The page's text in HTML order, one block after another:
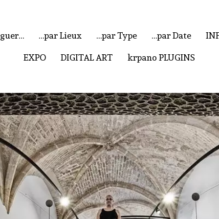
…par Lieux …par Type …par Date
EXPO
DIGITAL ART krpano PLUGINS